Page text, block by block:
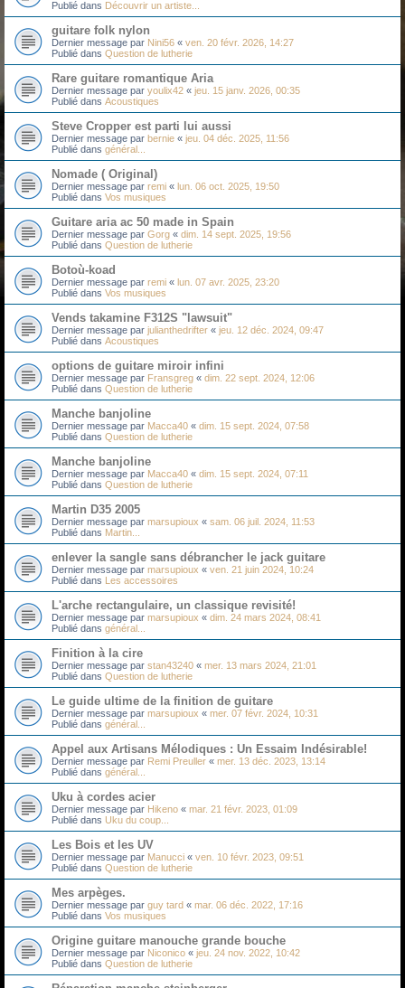
Publié dans Découvrir un artiste...
guitare folk nylon
Dernier message par Nini56 « ven. 20 févr. 2026, 14:27
Publié dans Question de lutherie
Rare guitare romantique Aria
Dernier message par youlix42 « jeu. 15 janv. 2026, 00:35
Publié dans Acoustiques
Steve Cropper est parti lui aussi
Dernier message par bernie « jeu. 04 déc. 2025, 11:56
Publié dans général...
Nomade ( Original)
Dernier message par remi « lun. 06 oct. 2025, 19:50
Publié dans Vos musiques
Guitare aria ac 50 made in Spain
Dernier message par Gorg « dim. 14 sept. 2025, 19:56
Publié dans Question de lutherie
Botoù-koad
Dernier message par remi « lun. 07 avr. 2025, 23:20
Publié dans Vos musiques
Vends takamine F312S "lawsuit"
Dernier message par julianthedrifter « jeu. 12 déc. 2024, 09:47
Publié dans Acoustiques
options de guitare miroir infini
Dernier message par Fransgreg « dim. 22 sept. 2024, 12:06
Publié dans Question de lutherie
Manche banjoline
Dernier message par Macca40 « dim. 15 sept. 2024, 07:58
Publié dans Question de lutherie
Manche banjoline
Dernier message par Macca40 « dim. 15 sept. 2024, 07:11
Publié dans Question de lutherie
Martin D35 2005
Dernier message par marsupioux « sam. 06 juil. 2024, 11:53
Publié dans Martin...
enlever la sangle sans débrancher le jack guitare
Dernier message par marsupioux « ven. 21 juin 2024, 10:24
Publié dans Les accessoires
L'arche rectangulaire, un classique revisité!
Dernier message par marsupioux « dim. 24 mars 2024, 08:41
Publié dans général...
Finition à la cire
Dernier message par stan43240 « mer. 13 mars 2024, 21:01
Publié dans Question de lutherie
Le guide ultime de la finition de guitare
Dernier message par marsupioux « mer. 07 févr. 2024, 10:31
Publié dans général...
Appel aux Artisans Mélodiques : Un Essaim Indésirable!
Dernier message par Remi Preuller « mer. 13 déc. 2023, 13:14
Publié dans général...
Uku à cordes acier
Dernier message par Hikeno « mar. 21 févr. 2023, 01:09
Publié dans Uku du coup...
Les Bois et les UV
Dernier message par Manucci « ven. 10 févr. 2023, 09:51
Publié dans Question de lutherie
Mes arpèges.
Dernier message par guy tard « mar. 06 déc. 2022, 17:16
Publié dans Vos musiques
Origine guitare manouche grande bouche
Dernier message par Niconico « jeu. 24 nov. 2022, 10:42
Publié dans Question de lutherie